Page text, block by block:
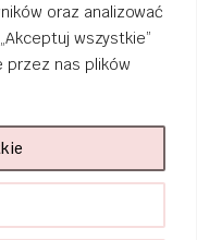
oraz analizować
wszystkie”
przez nas plików
Part ofBSK Group. All